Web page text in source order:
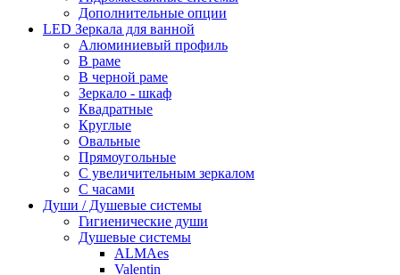
Дополнительные опции
LED Зеркала для ванной
Алюминиевый профиль
В раме
В черной раме
Зеркало - шкаф
Квадратные
Круглые
Овальные
Прямоугольные
С увеличительным зеркалом
С часами
Души / Душевые системы
Гигиенические души
Душевые системы
ALMAes
Valentin